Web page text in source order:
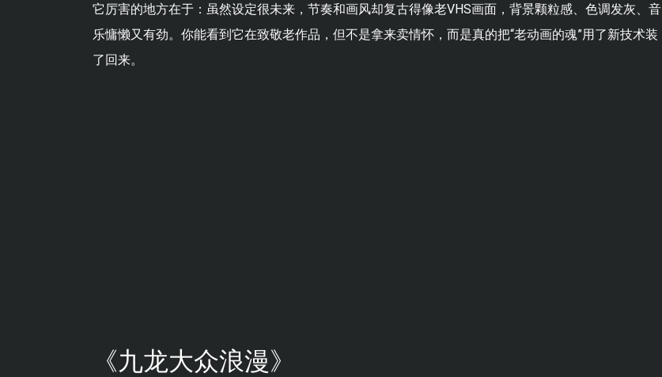
它厉害的地方在于：虽然设定很未来，节奏和画风却复古得像老VHS画面，背景颗粒感、色调发灰、音
乐慵懒又有劲。你能看到它在致敬老作品，但不是拿来卖情怀，而是真的把“老动画的魂”用了新技术装
了回来。
《九龙大众浪漫》